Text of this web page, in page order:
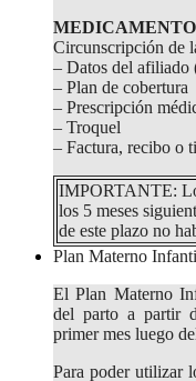
Circunscripción de
– Datos del afiliado
– Plan de cobertura
– Prescripción
– Troquel
– Factura, recibo o
IMPORTANTE:
los 5 meses
de este plazo no
Plan Materno
El Plan Materno
del parto a partir
primer mes luego
Para poder utilizar